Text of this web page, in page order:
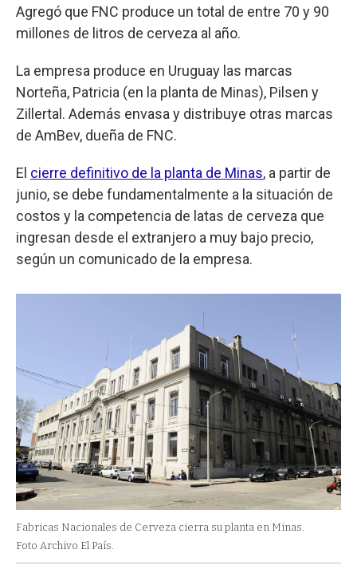
Agregó que FNC produce un total de entre 70 y 90
millones de litros de cerveza al año.
La empresa produce en Uruguay las marcas
Norteña, Patricia (en la planta de Minas), Pilsen y
Zillertal. Además envasa y distribuye otras marcas
de AmBev, dueña de FNC.
El cierre definitivo de la planta de Minas, a partir de
junio, se debe fundamentalmente a la situación de
costos y la competencia de latas de cerveza que
ingresan desde el extranjero a muy bajo precio,
según un comunicado de la empresa.
Fabricas Nacionales de Cerveza cierra su planta en Minas.
Foto Archivo El País.